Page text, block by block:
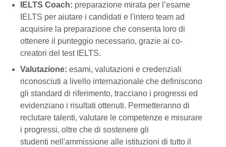
IELTS Coach: preparazione mirata per l’esame
IELTS per aiutare i candidati e l'intero team ad
acquisire la preparazione che consenta loro di
ottenere il punteggio necessario, grazie ai co-
creatori del test IELTS.
Valutazione: esami, valutazioni e credenziali
riconosciuti a livello internazionale che definiscono
gli standard di riferimento, tracciano i progressi ed
evidenziano i risultati ottenuti. Permetteranno di
reclutare talenti, valutare le competenze e misurare
i progressi, oltre che di sostenere gli
studenti nell'ammissione alle istituzioni di tutto il